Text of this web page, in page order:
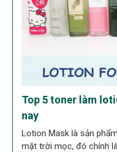
Top 5 toner làm
nay
Lotion Mask là sản
mặt trời mọc, đó chính